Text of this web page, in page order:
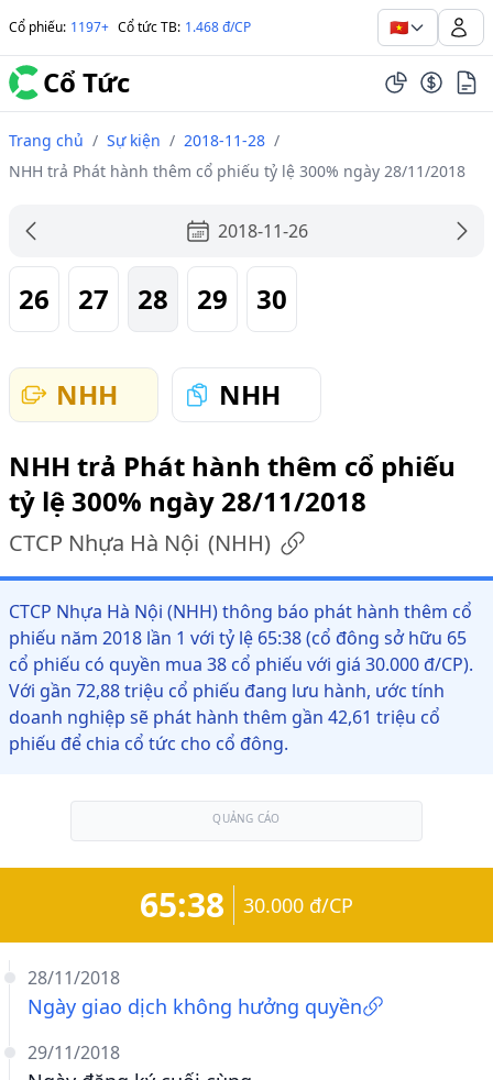
Cổ phiếu: 1197+ Cổ tức TB: 1.468 đ/CP 🇻🇳
Cổ Tức
Trang chủ / Sự kiện / 2018-11-28 /
NHH trả Phát hành thêm cổ phiếu tỷ lệ 300% ngày 28/11/2018
2018-11-26
26 27 28 29 30
NHH
NHH
NHH trả Phát hành thêm cổ phiếu
tỷ lệ 300% ngày 28/11/2018
CTCP Nhựa Hà Nội (NHH)
CTCP Nhựa Hà Nội (NHH) thông báo phát hành thêm cổ
phiếu năm 2018 lần 1 với tỷ lệ 65:38 (cổ đông sở hữu 65
cổ phiếu có quyền mua 38 cổ phiếu với giá 30.000 đ/CP).
Với gần 72,88 triệu cổ phiếu đang lưu hành, ước tính
doanh nghiệp sẽ phát hành thêm gần 42,61 triệu cổ
phiếu để chia cổ tức cho cổ đông.
QUẢNG CÁO
28/11/2018
Ngày giao dịch không hưởng quyền
29/11/2018
65:38 30.000 đ/CP